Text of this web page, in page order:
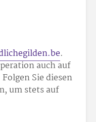
.
auch auf
Sie diesen
um stets auf